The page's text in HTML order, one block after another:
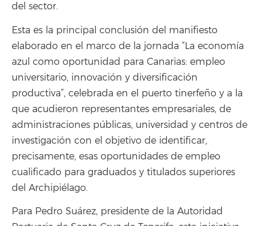
del sector.
Esta es la principal conclusión del manifiesto
elaborado en el marco de la jornada “La economía
azul como oportunidad para Canarias: empleo
universitario, innovación y diversificación
productiva”, celebrada en el puerto tinerfeño y a la
que acudieron representantes empresariales, de
administraciones públicas, universidad y centros de
investigación con el objetivo de identificar,
precisamente, esas oportunidades de empleo
cualificado para graduados y titulados superiores
del Archipiélago.
Para Pedro Suárez, presidente de la Autoridad